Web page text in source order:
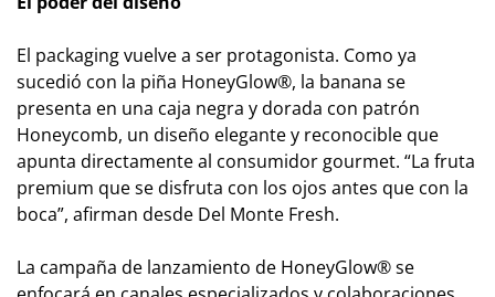
El packaging vuelve a ser protagonista. Como ya
sucedió con la piña HoneyGlow®, la banana se
presenta en una caja negra y dorada con patrón
Honeycomb, un diseño elegante y reconocible que
apunta directamente al consumidor gourmet. “La fruta
premium que se disfruta con los ojos antes que con la
boca”, afirman desde Del Monte Fresh.
La campaña de lanzamiento de HoneyGlow® se